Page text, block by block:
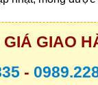
GIAO
-